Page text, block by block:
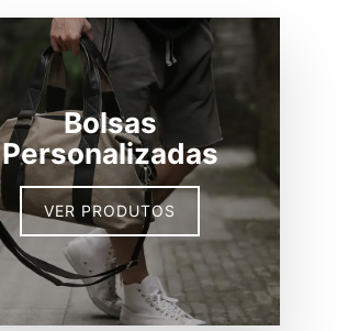
Bolsas
Personalizadas
VER PRODUTOS